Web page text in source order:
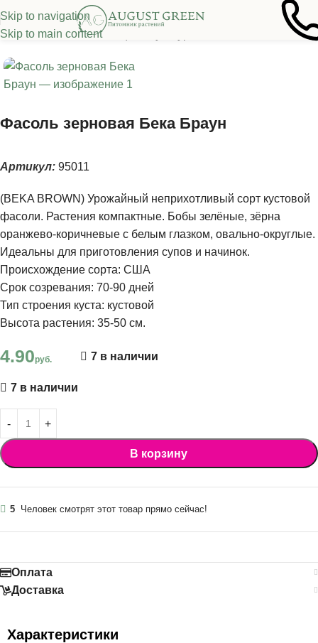
Skip to navigation
Skip to main content
Главная/Семена овощных культур
Фасоль зерновая Бека Браун
Артикул: 95011
(BEKA BROWN) Урожайный неприхотливый сорт кустовой
фасоли. Растения компактные. Бобы зелёные, зёрна
оранжево-коричневые с белым глазком, овально-округлые.
Идеальны для приготовления супов и начинок.
Происхождение сорта: США
Срок созревания: 70-90 дней
Тип строения куста: кустовой
Высота растения: 35-50 см.
4.90руб. 7 в наличии
7 в наличии
В корзину
5 Человек смотрят этот товар прямо сейчас!
Оплата
Доставка
Характеристики